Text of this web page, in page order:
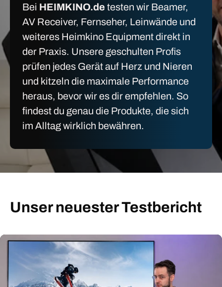
Bei HEIMKINO.de testen wir Beamer,
AV Receiver, Fernseher, Leinwände und
weiteres Heimkino Equipment direkt in
der Praxis. Unsere geschulten Profis
prüfen jedes Gerät auf Herz und Nieren
und kitzeln die maximale Performance
heraus, bevor wir es dir empfehlen. So
findest du genau die Produkte, die sich
im Alltag wirklich bewähren.
Unser neuester Testbericht